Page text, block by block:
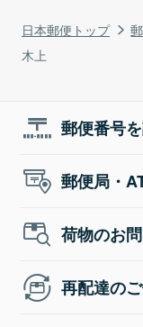
日本郵便トップ
木上
郵便番号
郵便局・
荷物のお
再配達の